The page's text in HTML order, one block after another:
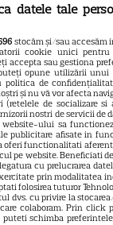
Libertatea
pentru femei
GSP
Știri mondene
Avantaje
Elle
Unica
Retete practice
datele tale
stocăm și/sau accesăm
cookie unici pentru
accepta sau gestiona
opune utilizării
politica de
și nu vă vor afecta
(retelele de socializare
nostri de servicii de
ului sa
publicitare afisate in
oferi functionalitati
pe website. Beneficiati
cu prelucrarea
prin modalitatea
folosirea tuturor
dvs. cu privire la
colaboram. Prin click
puteti schimba